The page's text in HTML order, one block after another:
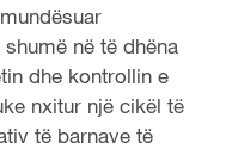
në të dhëna
dhe kontrollin e
nxitur një cikël të
të barnave të